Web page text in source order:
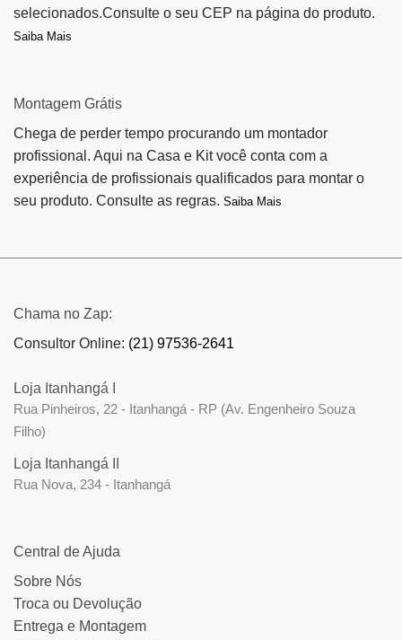
selecionados.Consulte o seu CEP na página do produto.
Saiba Mais
Montagem Grátis
Chega de perder tempo procurando um montador
profissional. Aqui na Casa e Kit você conta com a
experiência de profissionais qualificados para montar o
seu produto. Consulte as regras. Saiba Mais
Chama no Zap:
Consultor Online: (21) 97536-2641
Loja Itanhangá I
Rua Pinheiros, 22 - Itanhangá - RP (Av. Engenheiro Souza
Filho)
Loja Itanhangá II
Rua Nova, 234 - Itanhangá
Central de Ajuda
Sobre Nós
Troca ou Devolução
Entrega e Montagem